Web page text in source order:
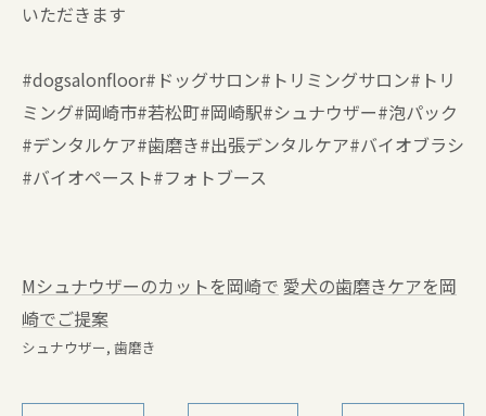
いただきます
#dogsalonfloor#ドッグサロン#トリミングサロン#トリ
ミング#岡崎市#若松町#岡崎駅#シュナウザー#泡パック
#デンタルケア#歯磨き#出張デンタルケア#バイオブラシ
#バイオペースト#フォトブース
Mシュナウザーのカットを岡崎で 愛犬の歯磨きケアを岡
崎でご提案
シュナウザー 歯磨き